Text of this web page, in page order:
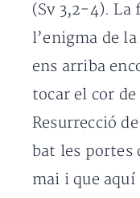
(Sv 3,2-4). La
l’enigma de
ens arriba
tocar el cor
Resurrecció
bat les portes
mai i que